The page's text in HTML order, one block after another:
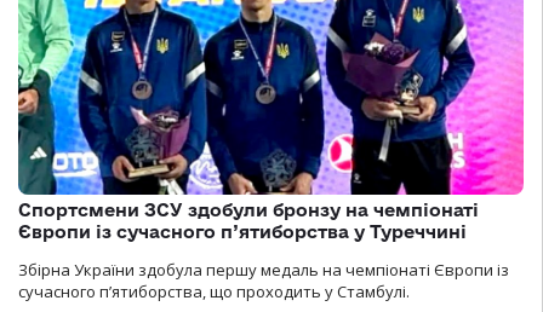
Спортсмени ЗСУ здобули бронзу на чемпіонаті
Європи із сучасного п’ятиборства у Туреччині
Збірна України здобула першу медаль на чемпіонаті Європи із
сучасного п’ятиборства, що проходить у Стамбулі.